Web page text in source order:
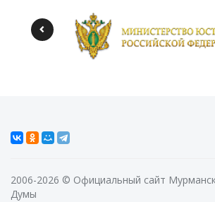
2006-2026 © Официальный сайт
Думы